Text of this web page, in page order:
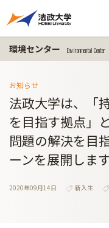
環境センター Environmental Center
お知らせ
法政大学は、「
を目指す拠点」
問題の解決を目
ーンを展開します
2020年09月14日 新入生